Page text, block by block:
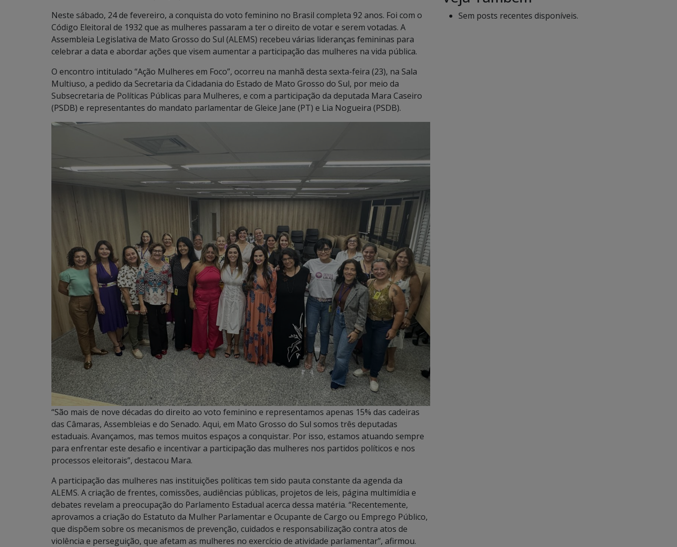
Neste sábado, 24 de fevereiro, a conquista do voto feminino no Brasil completa 92 anos. Foi com o
Código Eleitoral de 1932 que as mulheres passaram a ter o direito de votar e serem votadas. A
Assembleia Legislativa de Mato Grosso do Sul (ALEMS) recebeu várias lideranças femininas para
celebrar a data e abordar ações que visem aumentar a participação das mulheres na vida pública.
O encontro intitulado “Ação Mulheres em Foco”, ocorreu na manhã desta sexta-feira (23), na Sala
Multiuso, a pedido da Secretaria da Cidadania do Estado de Mato Grosso do Sul, por meio da
Subsecretaria de Políticas Públicas para Mulheres, e com a participação da deputada Mara Caseiro
(PSDB) e representantes do mandato parlamentar de Gleice Jane (PT) e Lia Nogueira (PSDB).
“São mais de nove décadas do direito ao voto feminino e representamos apenas 15% das cadeiras
das Câmaras, Assembleias e do Senado. Aqui, em Mato Grosso do Sul somos três deputadas
estaduais. Avançamos, mas temos muitos espaços a conquistar. Por isso, estamos atuando sempre
para enfrentar este desafio e incentivar a participação das mulheres nos partidos políticos e nos
processos eleitorais”, destacou Mara.
A participação das mulheres nas instituições políticas tem sido pauta constante da agenda da
ALEMS. A criação de frentes, comissões, audiências públicas, projetos de leis, página multimídia e
debates revelam a preocupação do Parlamento Estadual acerca dessa matéria. “Recentemente,
aprovamos a criação do Estatuto da Mulher Parlamentar e Ocupante de Cargo ou Emprego Público,
que dispõem sobre os mecanismos de prevenção, cuidados e responsabilização contra atos de
violência e perseguição, que afetam as mulheres no exercício de atividade parlamentar”, afirmou.
Sem posts recentes disponíveis.